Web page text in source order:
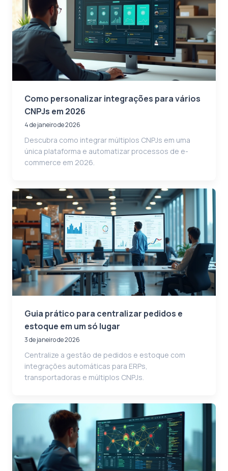
Como personalizar integrações para vários
CNPJs em 2026
4 de janeiro de 2026
Descubra como integrar múltiplos CNPJs em uma
única plataforma e automatizar processos de e-
commerce em 2026.
Guia prático para centralizar pedidos e
estoque em um só lugar
3 de janeiro de 2026
Centralize a gestão de pedidos e estoque com
integrações automáticas para ERPs,
transportadoras e múltiplos CNPJs.